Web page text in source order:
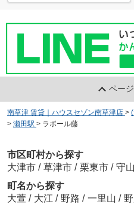
ペー
南草津 賃貸｜ハウスセゾン南草津店 >
> 瀬田駅 > ラポール藤
市区町村から探す
大津市 / 草津市 / 栗東市 / 守
町名から探す
大萱 / 大江 / 野路 / 一里山 /